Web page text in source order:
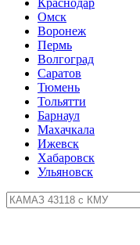
Краснодар
Омск
Воронеж
Пермь
Волгоград
Саратов
Тюмень
Тольятти
Барнаул
Махачкала
Ижевск
Хабаровск
Ульяновск